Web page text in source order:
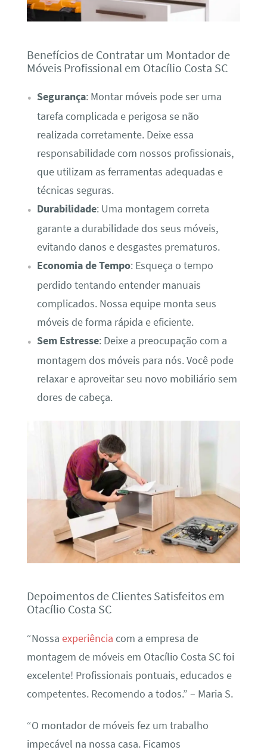
Benefícios de Contratar um Montador de
Móveis Profissional em Otacílio Costa SC
Segurança: Montar móveis pode ser uma
tarefa complicada e perigosa se não
realizada corretamente. Deixe essa
responsabilidade com nossos profissionais,
que utilizam as ferramentas adequadas e
técnicas seguras.
Durabilidade: Uma montagem correta
garante a durabilidade dos seus móveis,
evitando danos e desgastes prematuros.
Economia de Tempo: Esqueça o tempo
perdido tentando entender manuais
complicados. Nossa equipe monta seus
móveis de forma rápida e eficiente.
Sem Estresse: Deixe a preocupação com a
montagem dos móveis para nós. Você pode
relaxar e aproveitar seu novo mobiliário sem
dores de cabeça.
Depoimentos de Clientes Satisfeitos em
Otacílio Costa SC
“Nossa experiência com a empresa de
montagem de móveis em Otacílio Costa SC foi
excelente! Profissionais pontuais, educados e
competentes. Recomendo a todos.” – Maria S.
“O montador de móveis fez um trabalho
impecável na nossa casa. Ficamos